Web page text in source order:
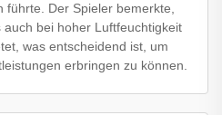
führte. Der Spieler bemerkte,
bei hoher Luftfeuchtigkeit
was entscheidend ist, um
erbringen zu können.